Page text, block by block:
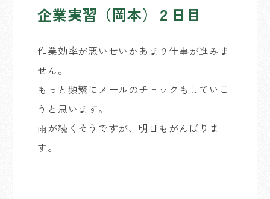
企業実習（岡本）２日目
作業効率が悪いせいかあまり仕事が進みま
せん。
もっと頻繁にメールのチェックもしていこ
うと思います。
雨が続くそうですが、明日もがんばりま
す。